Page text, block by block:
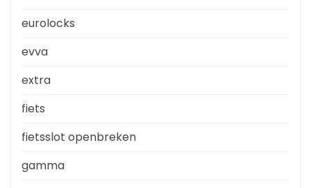
eurolocks
evva
extra
fiets
fietsslot openbreken
gamma